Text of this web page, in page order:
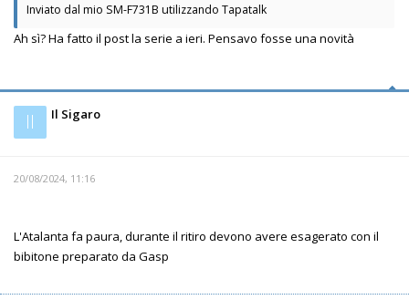
Inviato dal mio SM-F731B utilizzando Tapatalk
Ah sì? Ha fatto il post la serie a ieri. Pensavo fosse una novità
Il Il Sigaro
20/08/2024, 11:16
L'Atalanta fa paura, durante il ritiro devono avere esagerato con il
bibitone preparato da Gasp